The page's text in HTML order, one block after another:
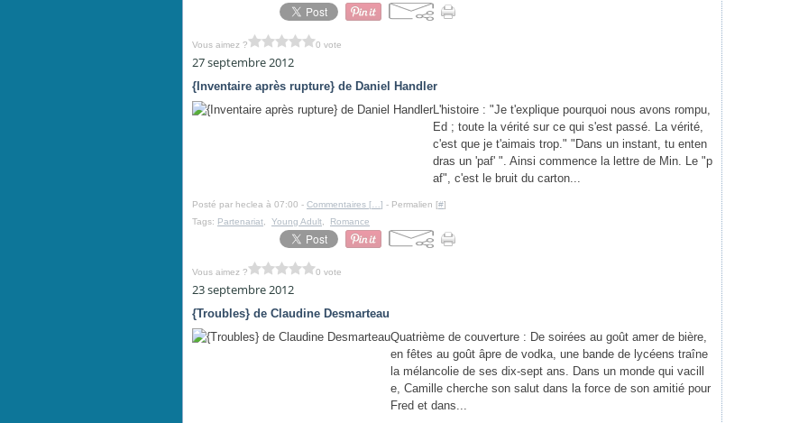
Vous aimez ? 0 vote
27 septembre 2012
{Inventaire après rupture} de Daniel Handler
L'histoire : "Je t'explique pourquoi nous avons rompu,
Ed ; toute la vérité sur ce qui s'est passé. La vérité,
c'est que je t'aimais trop." "Dans un instant, tu enten
dras un 'paf' ". Ainsi commence la lettre de Min. Le "p
af", c'est le bruit du carton...
Posté par heclea à 07:00 - Commentaires [ ] - Permalien [#]
Tags: Partenariat Young Adult Romance
Vous aimez ? 0 vote
23 septembre 2012
{Troubles} de Claudine Desmarteau
Quatrième de couverture : De soirées au goût amer de bière,
en fêtes au goût âpre de vodka, une bande de lycéens traîne
la mélancolie de ses dix-sept ans. Dans un monde qui vacill
e, Camille cherche son salut dans la force de son amitié pour
Fred et dans...